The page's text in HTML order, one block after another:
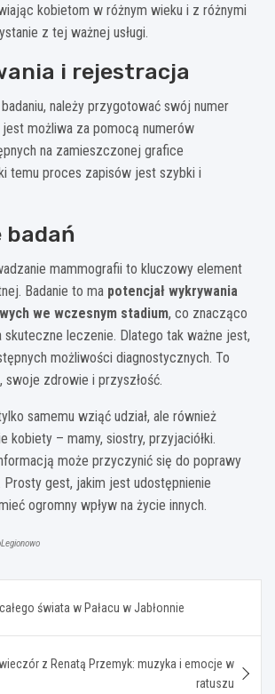
kobietom w różnym wieku i z różnymi
z tej ważnej usługi.
i rejestracja
należy przygotować swój numer
jest możliwa za pomocą numerów
na zamieszczonej grafice
temu proces zapisów jest szybki i
badań
mammografii to kluczowy element
Badanie to ma potencjał wykrywania
we wczesnym stadium, co znacząco
skuteczne leczenie. Dlatego tak ważne jest,
możliwości diagnostycznych. To
swoje zdrowie i przyszłość.
samemu wziąć udział, ale również
kobiety – mamy, siostry, przyjaciółki.
może przyczynić się do poprawy
Prosty gest, jakim jest udostępnienie
ogromny wpływ na życie innych.
świata w Pałacu w Jabłonnie
z Renatą Przemyk: muzyka i emocje w
ratuszu